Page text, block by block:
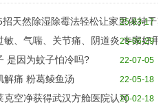
天然除湿除霉法轻松让家里保持干
25-03-17
敏、气喘、关节痛、阴道炎 专家好
23-06-29
是因为蚊子怕冷吗? 22-07-05
解痛 粉葛鲮鱼汤 22-05-18
克空净获得武汉方舱医院认可20-02-18